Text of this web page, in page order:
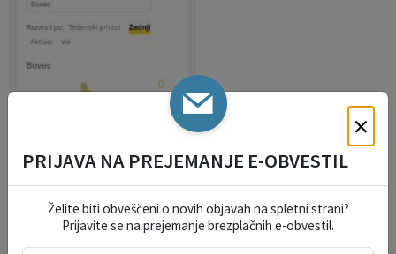
IZPOSTAVLJENO
×
PRIJAVA NA PREJEMANJE E-OBVESTIL
Želite biti obveščeni o novih objavah na spletni strani?
Prijavite se na prejemanje brezplačnih e-obvestil.